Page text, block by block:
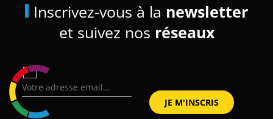
Inscrivez-vous à la newsletter
et suivez nos réseaux